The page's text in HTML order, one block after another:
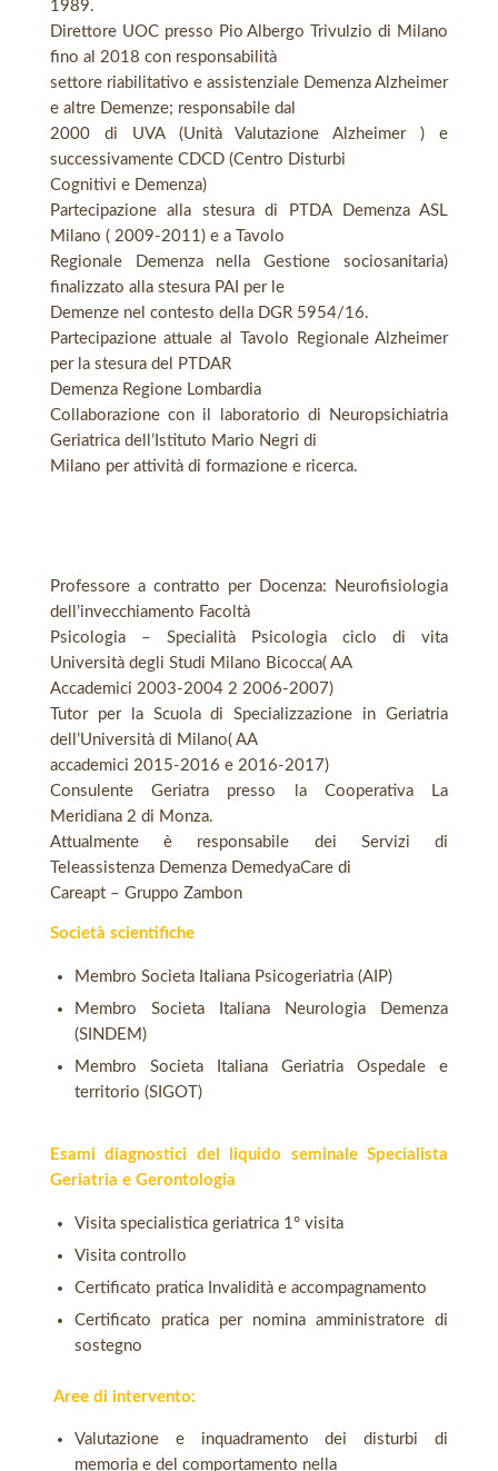
1989.
Direttore UOC presso Pio Albergo Trivulzio di Milano
fino al 2018 con responsabilità
settore riabilitativo e assistenziale Demenza Alzheimer
e altre Demenze; responsabile dal
2000 di UVA (Unità Valutazione Alzheimer ) e
successivamente CDCD (Centro Disturbi
Cognitivi e Demenza)
Partecipazione alla stesura di PTDA Demenza ASL
Milano ( 2009-2011) e a Tavolo
Regionale Demenza nella Gestione sociosanitaria)
finalizzato alla stesura PAI per le
Demenze nel contesto della DGR 5954/16.
Partecipazione attuale al Tavolo Regionale Alzheimer
per la stesura del PTDAR
Demenza Regione Lombardia
Collaborazione con il laboratorio di Neuropsichiatria
Geriatrica dell’Istituto Mario Negri di
Milano per attività di formazione e ricerca.
Professore a contratto per Docenza: Neurofisiologia
dell’invecchiamento Facoltà
Psicologia – Specialità Psicologia ciclo di vita
Università degli Studi Milano Bicocca( AA
Accademici 2003-2004 2 2006-2007)
Tutor per la Scuola di Specializzazione in Geriatria
dell’Università di Milano( AA
accademici 2015-2016 e 2016-2017)
Consulente Geriatra presso la Cooperativa La
Meridiana 2 di Monza.
Attualmente è responsabile dei Servizi di
Teleassistenza Demenza DemedyaCare di
Careapt – Gruppo Zambon
Società scientifiche
Membro Societa Italiana Psicogeriatria (AIP)
Membro Societa Italiana Neurologia Demenza
(SINDEM)
Membro Societa Italiana Geriatria Ospedale e
territorio (SIGOT)
Esami diagnostici del liquido seminale Specialista
Geriatria e Gerontologia
Visita specialistica geriatrica 1° visita
Visita controllo
Certificato pratica Invalidità e accompagnamento
Certificato pratica per nomina amministratore di
sostegno
Aree di intervento:
Valutazione e inquadramento dei disturbi di
memoria e del comportamento nella